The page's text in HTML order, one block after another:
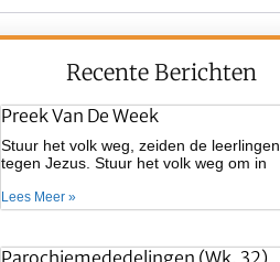
Recente Berichten
Preek Van De Week
Stuur het volk weg, zeiden de leerlingen
tegen Jezus. Stuur het volk weg om in
Lees Meer »